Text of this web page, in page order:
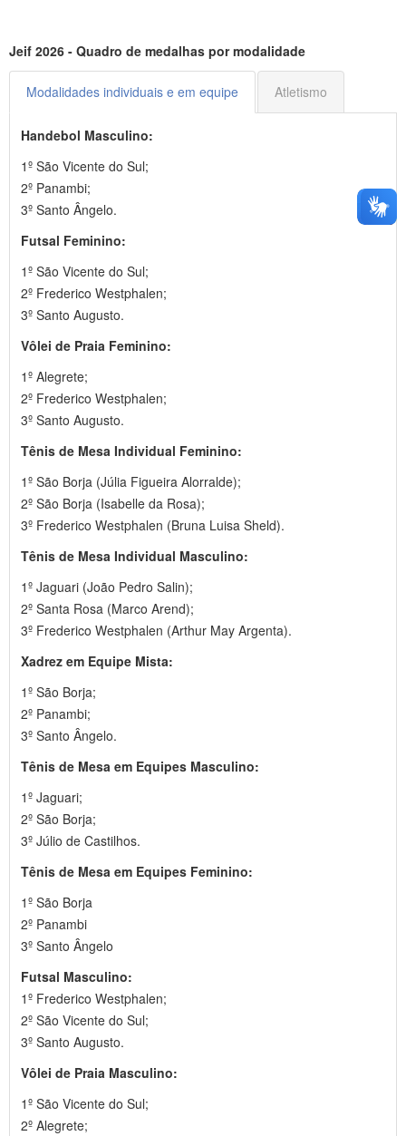
Jeif 2026 - Quadro de medalhas por modalidade
Modalidades individuais e em equipe Atletismo
Handebol Masculino:
1º São Vicente do Sul;
2º Panambi;
3º Santo Ângelo.
Futsal Feminino:
1º São Vicente do Sul;
2º Frederico Westphalen;
3º Santo Augusto.
Vôlei de Praia Feminino:
1º Alegrete;
2º Frederico Westphalen;
3º Santo Augusto.
Tênis de Mesa Individual Feminino:
1º São Borja (Júlia Figueira Alorralde);
2º São Borja (Isabelle da Rosa);
3º Frederico Westphalen (Bruna Luisa Sheld).
Tênis de Mesa Individual Masculino:
1º Jaguari (João Pedro Salin);
2º Santa Rosa (Marco Arend);
3º Frederico Westphalen (Arthur May Argenta).
Xadrez em Equipe Mista:
1º São Borja;
2º Panambi;
3º Santo Ângelo.
Tênis de Mesa em Equipes Masculino:
1º Jaguari;
2º São Borja;
3º Júlio de Castilhos.
Tênis de Mesa em Equipes Feminino:
1º São Borja
2º Panambi
3º Santo Ângelo
Futsal Masculino:
1º Frederico Westphalen;
2º São Vicente do Sul;
3º Santo Augusto.
Vôlei de Praia Masculino:
1º São Vicente do Sul;
2º Alegrete;